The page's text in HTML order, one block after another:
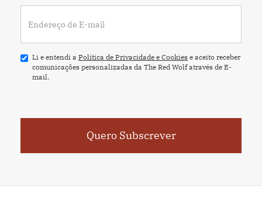
Li e entendi a Política de Privacidade e Cookies e aceito receber
comunicações personalizadas da The Red Wolf através de E-
mail.